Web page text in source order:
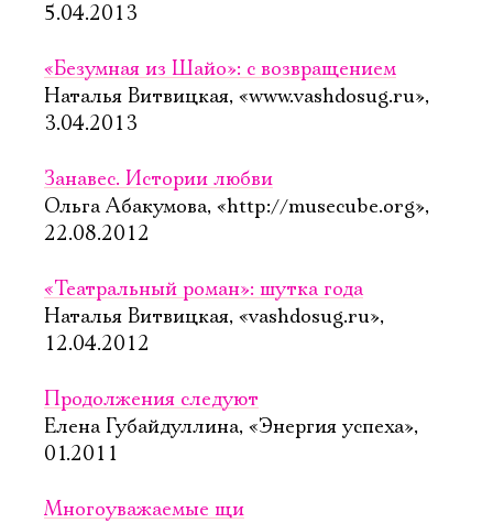
5.04.2013
«Безумная из Шайо»: с возвращением
Наталья Витвицкая, «www.vashdosug.ru»,
3.04.2013
Занавес. Истории любви
Ольга Абакумова, «http://musecube.org»,
22.08.2012
«Театральный роман»: шутка года
Наталья Витвицкая, «vashdosug.ru»,
12.04.2012
Продолжения следуют
Елена Губайдуллина, «Энергия успеха»,
01.2011
Многоуважаемые щи